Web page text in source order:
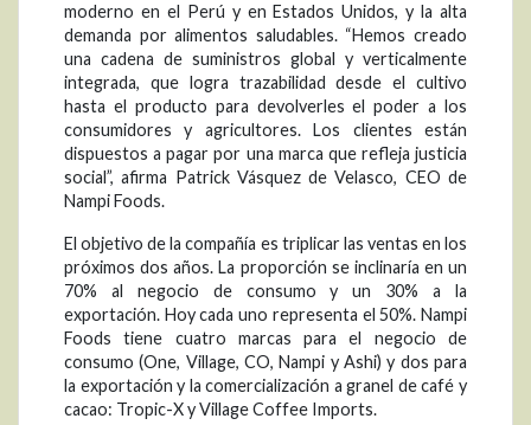
moderno en el Perú y en Estados Unidos, y la alta
demanda por alimentos saludables. “Hemos creado
una cadena de suministros global y verticalmente
integrada, que logra trazabilidad desde el cultivo
hasta el producto para devolverles el poder a los
consumidores y agricultores. Los clientes están
dispuestos a pagar por una marca que refleja justicia
social”, afirma Patrick Vásquez de Velasco, CEO de
Nampi Foods.
El objetivo de la compañía es triplicar las ventas en los
próximos dos años. La proporción se inclinaría en un
70% al negocio de consumo y un 30% a la
exportación. Hoy cada uno representa el 50%. Nampi
Foods tiene cuatro marcas para el negocio de
consumo (One, Village, CO, Nampi y Ashi) y dos para
la exportación y la comercialización a granel de café y
cacao: Tropic-X y Village Coffee Imports.